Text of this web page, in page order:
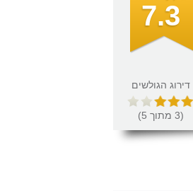
7.3
דירוג הגולשים
(
3 מתוך 5
)